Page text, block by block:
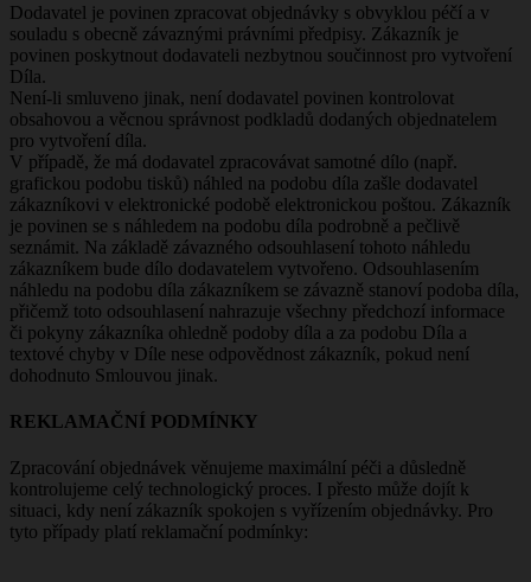
Dodavatel je povinen zpracovat objednávky s obvyklou péčí a v
souladu s obecně závaznými právními předpisy. Zákazník je
povinen poskytnout dodavateli nezbytnou součinnost pro vytvoření
Díla.
Není-li smluveno jinak, není dodavatel povinen kontrolovat
obsahovou a věcnou správnost podkladů dodaných objednatelem
pro vytvoření díla.
V případě, že má dodavatel zpracovávat samotné dílo (např.
grafickou podobu tisků) náhled na podobu díla zašle dodavatel
zákazníkovi v elektronické podobě elektronickou poštou. Zákazník
je povinen se s náhledem na podobu díla podrobně a pečlivě
seznámit. Na základě závazného odsouhlasení tohoto náhledu
zákazníkem bude dílo dodavatelem vytvořeno. Odsouhlasením
náhledu na podobu díla zákazníkem se závazně stanoví podoba díla,
přičemž toto odsouhlasení nahrazuje všechny předchozí informace
či pokyny zákazníka ohledně podoby díla a za podobu Díla a
textové chyby v Díle nese odpovědnost zákazník, pokud není
dohodnuto Smlouvou jinak.
REKLAMAČNÍ PODMÍNKY
Zpracování objednávek věnujeme maximální péči a důsledně
kontrolujeme celý technologický proces. I přesto může dojít k
situaci, kdy není zákazník spokojen s vyřízením objednávky. Pro
tyto případy platí reklamační podmínky: